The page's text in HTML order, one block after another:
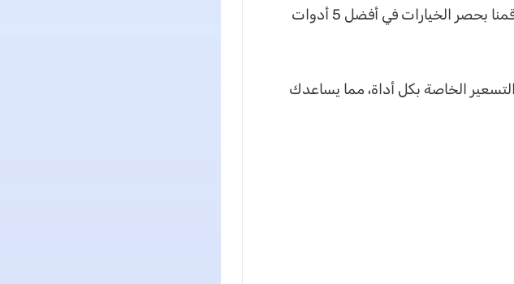
الأداة المناسبة للاستخدام. لكن لا داعي للقلق، فقد قمنا بحصر الخيارات في أفضل 5 أدوات
الخاصة بكل أداة، مما يساعدك